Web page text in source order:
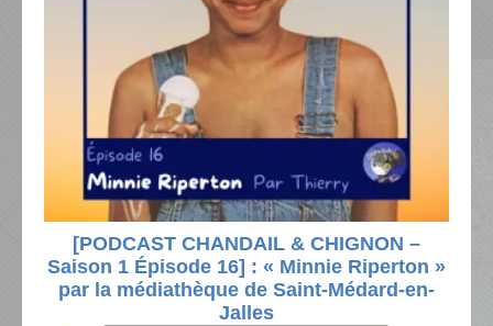
[PODCAST CHANDAIL & CHIGNON –
Saison 1 Épisode 16] : « Minnie Riperton »
par la médiathèque de Saint-Médard-en-
Jalles